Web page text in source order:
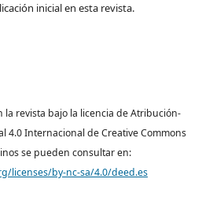
inicial en esta revista.
la revista bajo la licencia de Atribución-
4.0 Internacional de Creative Commons
se pueden consultar en:
licenses/by-nc-sa/4.0/deed.es